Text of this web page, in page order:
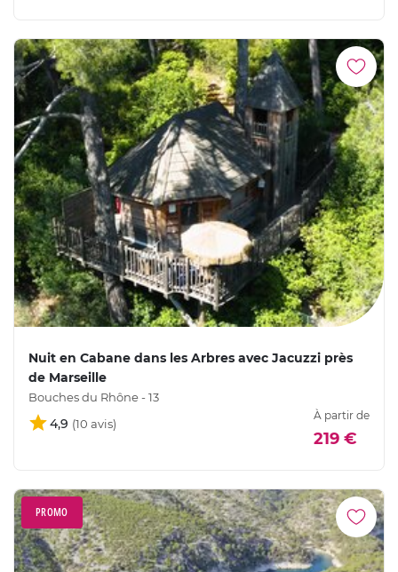
Nuit en Cabane dans les Arbres avec Jacuzzi près
de Marseille
Bouches du Rhône - 13
4,9
À partir de
219 €
PROMO